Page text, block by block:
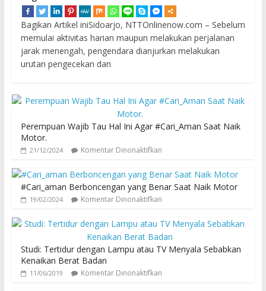
Bagikan Artikel iniSidoarjo, NTTOnlinenow.com – Sebelum
memulai aktivitas harian maupun melakukan perjalanan
jarak menengah, pengendara dianjurkan melakukan
urutan pengecekan dan
Perempuan Wajib Tau Hal Ini Agar #Cari_Aman Saat Naik
Motor.
21/12/2024 Komentar Dinonaktifkan
#Cari_aman Berboncengan yang Benar Saat Naik Motor
19/02/2024 Komentar Dinonaktifkan
Studi: Tertidur dengan Lampu atau TV Menyala Sebabkan
Kenaikan Berat Badan
11/06/2019 Komentar Dinonaktifkan